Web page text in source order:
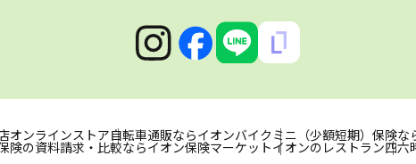
オンラインストア自転車通販ならイオンバイク ミニ（少額短期）保険な
険の資料請求・比較ならイオン保険マーケットイオンのレストラン四六